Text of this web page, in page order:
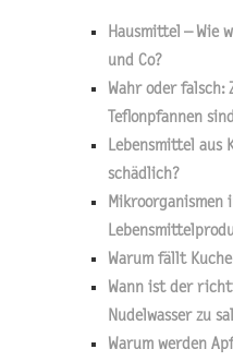
Hausmittel – Wie
und Co?
Wahr oder falsch:
Teflonpfannen
Lebensmittel aus
schädlich?
Mikroorganismen
Warum fällt
Wann ist der
Nudelwasser zu
Warum werden